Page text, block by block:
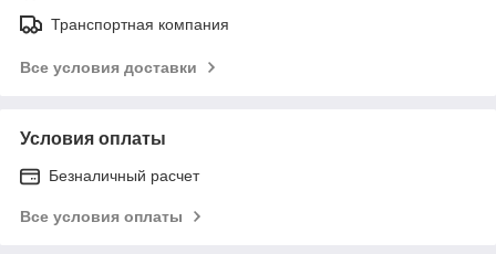
Транспортная компания
Все условия доставки
Условия оплаты
Безналичный расчет
Все условия оплаты